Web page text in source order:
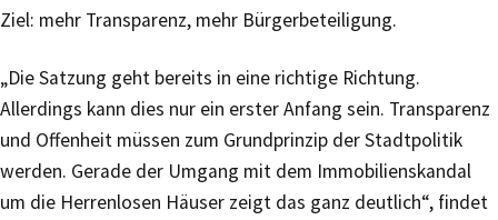
Ziel: mehr Transparenz, mehr Bürgerbeteiligung.
„Die Satzung geht bereits in eine richtige Richtung.
Allerdings kann dies nur ein erster Anfang sein. Transparenz
und Offenheit müssen zum Grundprinzip der Stadtpolitik
werden. Gerade der Umgang mit dem Immobilienskandal
um die Herrenlosen Häuser zeigt das ganz deutlich“, findet